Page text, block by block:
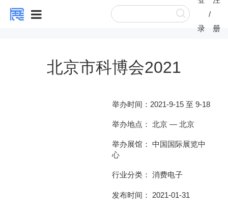
录
/
册
北京市科博会2021
举办时间： 2021-9-15 至 9-18
举办地点： 北京 — 北京
举办展馆： 中国国际展览中
心
行业分类： 消费电子
发布时间： 2021-01-31